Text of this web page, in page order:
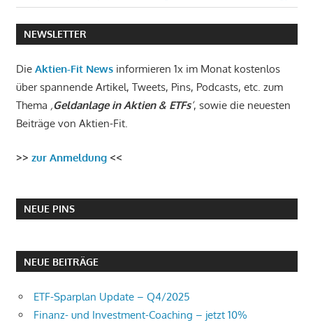
Beitrag:
NEWSLETTER
Die Aktien-Fit Newsinformieren 1x im Monat kostenlos
über spannende Artikel, Tweets, Pins, Podcasts, etc. zum
Thema ‚Geldanlage in Aktien & ETFs‘, sowie die neuesten
Beiträge von Aktien-Fit.
>> zur Anmeldung<<
NEUE PINS
NEUE BEITRÄGE
ETF-Sparplan Update – Q4/2025
Finanz- und Investment-Coaching – jetzt 10%